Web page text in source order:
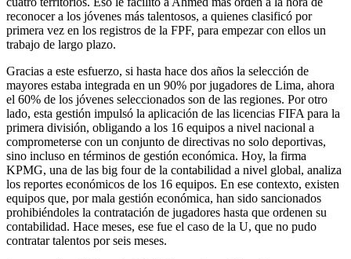
reconocer a los jóvenes más talentosos, a quienes clasificó por
primera vez en los registros de la FPF, para empezar con ellos un
trabajo de largo plazo.
Gracias a este esfuerzo, si hasta hace dos años la selección de
mayores estaba integrada en un 90% por jugadores de Lima, ahora
el 60% de los jóvenes seleccionados son de las regiones. Por otro
lado, esta gestión impulsó la aplicación de las licencias FIFA para la
primera división, obligando a los 16 equipos a nivel nacional a
comprometerse con un conjunto de directivas no solo deportivas,
sino incluso en términos de gestión económica. Hoy, la firma
KPMG, una de las big four de la contabilidad a nivel global, analiza
los reportes económicos de los 16 equipos. En ese contexto, existen
equipos que, por mala gestión económica, han sido sancionados
prohibiéndoles la contratación de jugadores hasta que ordenen su
contabilidad. Hace meses, ese fue el caso de la U, que no pudo
contratar talentos por seis meses.